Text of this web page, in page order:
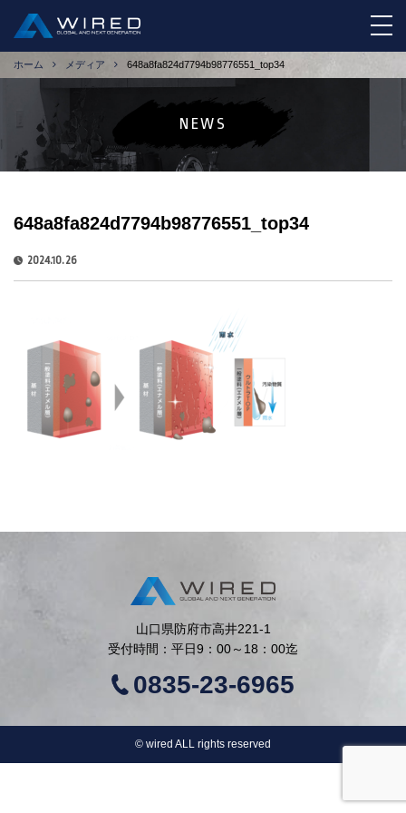
ホーム メディア 648a8fa824d7794b98776551_top34
NEWS
648a8fa824d7794b98776551_top34
2024.10.26
山口県防府市高井221-1
受付時間：平日9：00～18：00迄
0835-23-6965
©︎ wired ALL rights reserved